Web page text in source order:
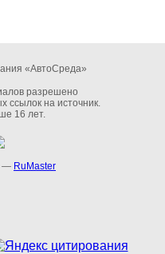
«АвтоСреда»
разрешено
ссылок на источник.
16 лет.
— RuMaster